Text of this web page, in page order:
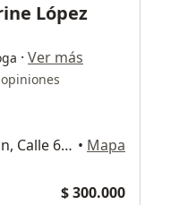
López
· Ver más
Consultorio 409, Edificio Jasban, Calle 6A #3-17 Bocagrande, Cartagena • Mapa
$ 300.000